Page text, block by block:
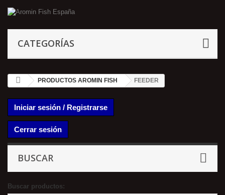
CATEGORÍAS
PRODUCTOS AROMIN FISH FEEDER
Iniciar sesión / Registrarse
Cerrar sesión
BUSCAR
Buscar productos: